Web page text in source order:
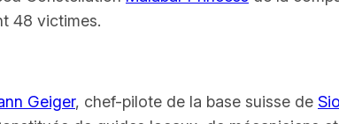
48 victimes.
Geiger, chef-pilote de la base suisse de